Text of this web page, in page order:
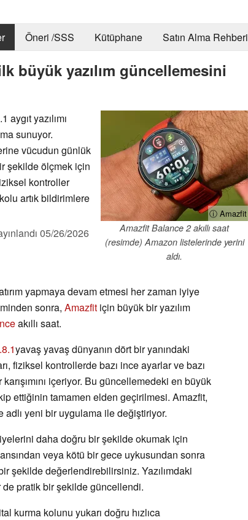
Öneri /SSS Kütüphane Satın Alma Rehberi
büyük yazılım güncellemesini
ⓘ Amazfit
Amazfit Balance 2 akıllı saat
(resimde) Amazon listelerinde yerini
aldı.
yazılımı
sunuyor.
vücudun günlük
şekilde ölçmek için
kontroller
artık bildirimlere
05/26/2026
yapmaya devam etmesi her zaman iyiye
sonra, Amazfit için büyük bir yazılım
akıllı saat.
yavaş yavaş dünyanın dört bir yanındaki
fiziksel kontrollerde bazı ince ayarlar ve bazı
içeriyor. Bu güncellemedeki en büyük
ettiğinin tamamen elden geçirilmesi. Amazfit,
adlı yeni bir uygulama ile değiştiriyor.
daha doğru bir şekilde okumak için
veya kötü bir gece uykusundan sonra
şekilde değerlendirebilirsiniz. Yazılımdaki
pratik bir şekilde güncellendi.
kurma kolunu yukarı doğru hızlıca